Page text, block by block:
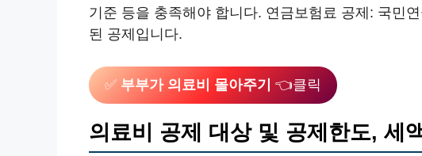
기준 등을 충족해야 합니다. 연금보험료 공제: 국민
된 공제입니다.
✅ 부부가 의료비 몰아주기 👈클릭
의료비 공제 대상 및 공제한도, 세